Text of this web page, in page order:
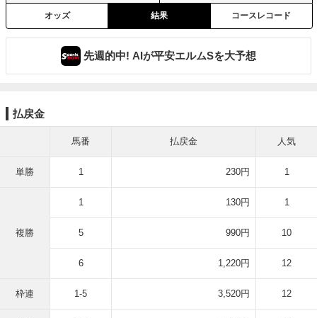
オッズ 結果 コースレコード
先週的中! AIが平安エルムSを大予想
払戻金
馬番 払戻金 人気
単勝 1 230円 1
複勝
1 130円 1
5 990円 10
6 1,220円 12
枠連 1-5 3,520円 12